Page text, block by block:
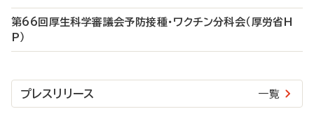
第66回厚生科学審議会予防接種・ワクチン分科会（厚労省H
P）
プレスリリース 一覧